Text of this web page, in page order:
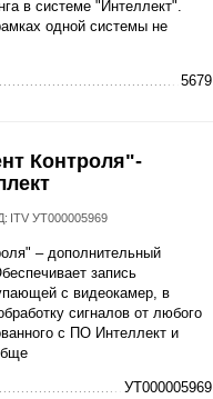
в системе "Интеллект".
одной системы не
5679
Контроля"-
ITV УТ000005969
– дополнительный
запись
с видеокамер, в
сигналов от любого
с ПО Интеллект и
УТ000005969